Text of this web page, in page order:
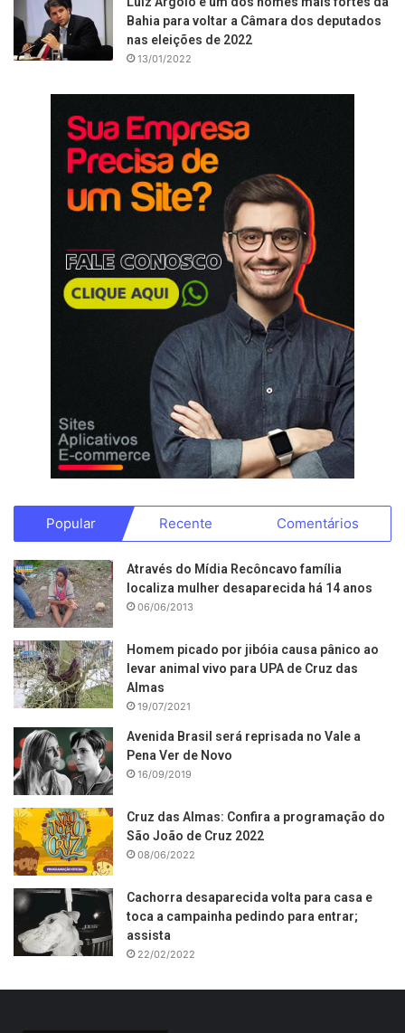
Bahia para voltar a Câmara dos deputados
nas eleições de 2022
13/01/2022
Popular Recente Comentários
Através do Mídia Recôncavo família
localiza mulher desaparecida há 14 anos
06/06/2013
Homem picado por jibóia causa pânico ao
levar animal vivo para UPA de Cruz das
Almas
19/07/2021
Avenida Brasil será reprisada no Vale a
Pena Ver de Novo
16/09/2019
Cruz das Almas: Confira a programação do
São João de Cruz 2022
08/06/2022
Cachorra desaparecida volta para casa e
toca a campainha pedindo para entrar;
assista
22/02/2022